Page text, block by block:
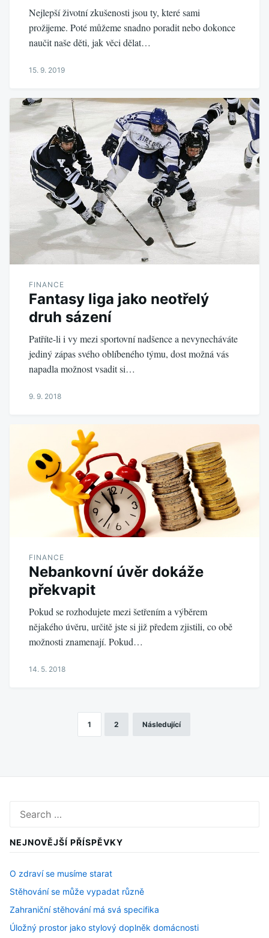
Nejlepší životní zkušenosti jsou ty, které sami
prožijeme. Poté můžeme snadno poradit nebo dokonce
naučit naše děti, jak věci dělat…
15. 9. 2019
FINANCE
Fantasy liga jako neotřelý
druh sázení
Patříte-li i vy mezi sportovní nadšence a nevynecháváte
jediný zápas svého oblíbeného týmu, dost možná vás
napadla možnost vsadit si…
9. 9. 2018
FINANCE
Nebankovní úvěr dokáže
překvapit
Pokud se rozhodujete mezi šetřením a výběrem
nějakého úvěru, určitě jste si již předem zjistili, co obě
možnosti znamenají. Pokud…
14. 5. 2018
Stránkování
1 2 Následující
for:
NEJNOVĚJŠÍ PŘÍSPĚVKY
O zdraví se musíme starat
Stěhování se může vypadat různě
Zahraniční stěhování má svá specifika
Úložný prostor jako stylový doplněk domácnosti